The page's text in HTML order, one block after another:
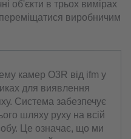
об'єкти в трьох вимірах
виробничим
камер O3R від ifm у
для виявлення
Система забезпечує
шляху руху на всій
Це означає, що ми